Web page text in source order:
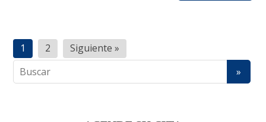
Paginación
de
entradas
1 2 Siguiente »